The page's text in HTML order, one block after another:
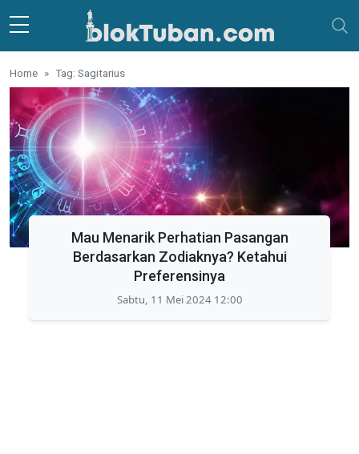
Skip to main content
Home Tag: Sagitarius
Mau Menarik Perhatian Pasangan
Berdasarkan Zodiaknya? Ketahui
Preferensinya
Sabtu, 11 Mei 2024 12:00